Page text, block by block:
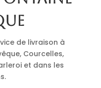
de livraison à
Courcelles,
et dans les